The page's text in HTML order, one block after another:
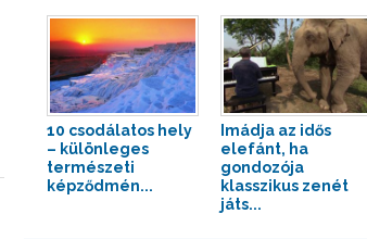
10 csodálatos hely
– különleges
természeti
képződmén...
Imádja az idős
elefánt, ha
gondozója
klasszikus zenét
játs...